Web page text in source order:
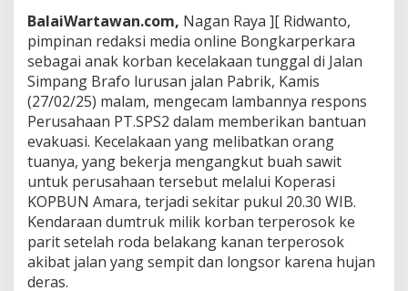
a
g
a
K
e
l
u
a
r
a
K
o
r
b
BalaiWartawan.com, Nagan Raya ][ Ridwanto,
pimpinan redaksi media online Bongkarperkara
sebagai anak korban kecelakaan tunggal di Jalan
Simpang Brafo lurusan jalan Pabrik, Kamis
(27/02/25) malam, mengecam lambannya respons
Perusahaan PT.SPS2 dalam memberikan bantuan
evakuasi. Kecelakaan yang melibatkan orang
tuanya, yang bekerja mengangkut buah sawit
untuk perusahaan tersebut melalui Koperasi
KOPBUN Amara, terjadi sekitar pukul 20.30 WIB.
Kendaraan dumtruk milik korban terperosok ke
parit setelah roda belakang kanan terperosok
akibat jalan yang sempit dan longsor karena hujan
deras.